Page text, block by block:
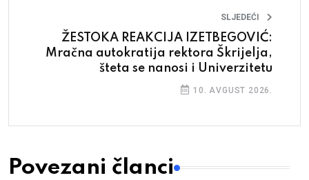
SLJEDEĆI
ŽESTOKA REAKCIJA IZETBEGOVIĆ:
Mračna autokratija rektora Škrijelja,
šteta se nanosi i Univerzitetu
10. AVGUST 2026.
Povezani članci